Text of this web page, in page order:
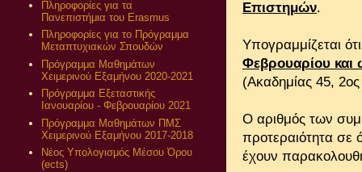
Επιστημών.
Υπογραμμίζεται
Φεβρουαρίου και
(Ακαδημίας 45,
Ο αριθμός των
προτεραιότητα σε
έχουν
Πληροφορίες για τα
Πανεπιστήμια του Erasmus
Πληροφορίες για το Πρόγραμμα
Μεταπτυχιακών Σπουδών
Πρόγραμμα Μαθημάτων
Χειμερινού Εξαμήνου 2020-2021
Πρόγραμμα Εξεταστικής
Ιανουαρίου - Φεβρουαρίου 2021
Πρόγραμμα Μαθημάτων ΠΜΣ
Χειμερινού Εξαμήνου 2017-2018
Νέος Υπολογισμός Μέσου Όρου
(ects)